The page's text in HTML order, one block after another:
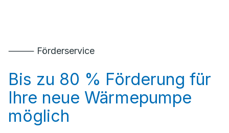
⸻ Förderservice
Bis zu 80 % Förderung für
Ihre neue Wärmepumpe
möglich